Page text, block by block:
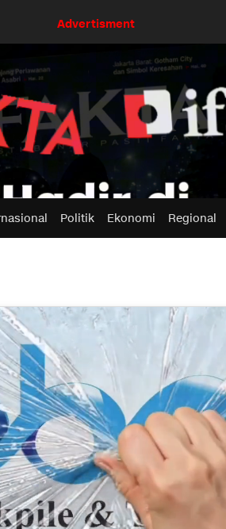
Advertisment
Politik Ekonomi Regional